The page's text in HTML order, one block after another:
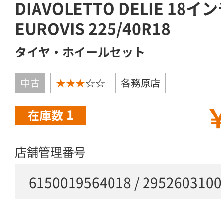
DIAVOLETTO DELIE 18イ
EUROVIS 225/40R18
タイヤ・ホイールセット
中古 ★★★☆☆ 各務原店
在庫数 1
店舗管理番号
6150019564018 /